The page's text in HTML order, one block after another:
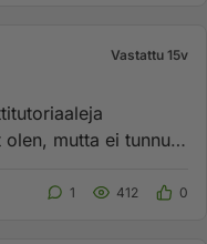
Vastattu 15v
mutta ei tunnu
1 412 0